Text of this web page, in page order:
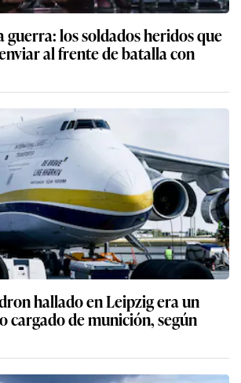
guerra: los soldados heridos que
al frente de batalla con
hallado en Leipzig era un
cargado de munición, según